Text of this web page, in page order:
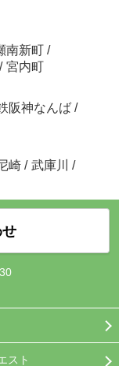
南新町 /
/ 宮内町
阪神なんば /
崎 / 武庫川
/
スト